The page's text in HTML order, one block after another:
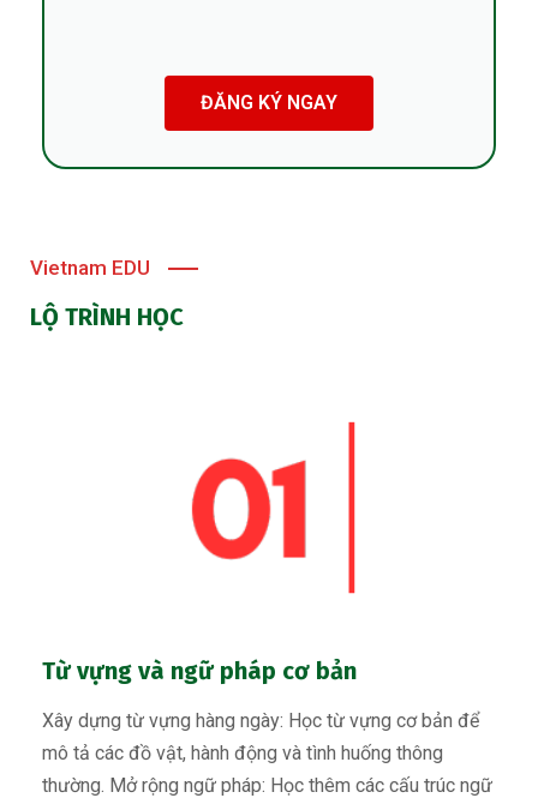
ĐĂNG KÝ NGAY
Vietnam EDU
LỘ TRÌNH HỌC
Từ vựng và ngữ pháp cơ bản
Xây dựng từ vựng hàng ngày: Học từ vựng cơ bản để
mô tả các đồ vật, hành động và tình huống thông
thường. Mở rộng ngữ pháp: Học thêm các cấu trúc ngữ